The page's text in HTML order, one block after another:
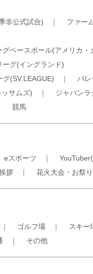
非公式試合) ｜ ファー
グベースボール(アメリカ・
ーグ(イングランド)
グ(SV.LEAGUE) ｜ バレ
サムズ) ｜ ジャパン
競馬
eスポーツ ｜
拶 ｜ 花火大会・お祭り
ゴルフ場 ｜ スキー
｜ その他